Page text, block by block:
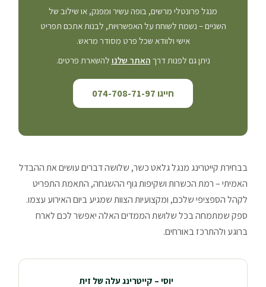
מנגל פרונטלי מרשים, בופה עשיר ומפנק, או שילוב של
השניים – נשמח לשוחח על האפשרויות, לבנות אתכם תפריט
אישי ולוודא שכל פרט מסודר מראש.
ניתן גם לפנות דרךהאתר שלנו להשארת פרטים.
חייגו 074-708-71-97
בבחירת קייטרינג מנגל גלאט כשר, שלושה דברים עושים את ההבדל
האמיתי – רמת הכשרות ושקיפות גוף ההשגחה, התאמת התפריט
לקהל הספציפי שלכם, ומקצועיות הצוות שמגיע ביום האירוע עצמו.
ספק שמתמחה בכל שלושת הממדים האלה יאפשר לכם לארח
ברוגע ולהתרכז באורחים.
יוסי – קייטרינג עלה של זית